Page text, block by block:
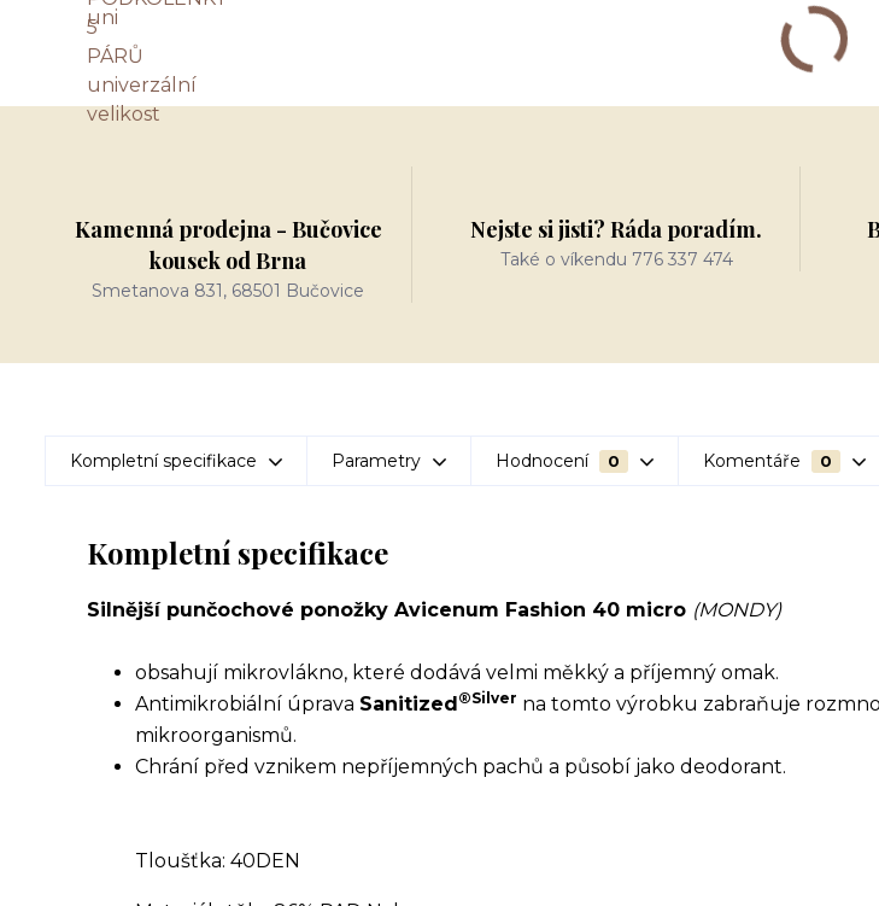
Kamenná prodejna - Bučovice
kousek od Brna
Smetanova 831, 68501 Bučovice
Nejste si jisti? Ráda poradím.
Také o víkendu 776 337 474
Kompletní specifikace Parametry Hodnocení 0 Komentáře 0
Kompletní specifikace
Silnější punčochové ponožky Avicenum Fashion 40 micro (MONDY)
obsahují mikrovlákno, které dodává velmi měkký a příjemný omak.
Antimikrobiální úprava Sanitized®Silver na tomto výrobku zabraňuje
mikroorganismů.
Chrání před vznikem nepříjemných pachů a působí jako deodorant.
Tloušťka: 40DEN